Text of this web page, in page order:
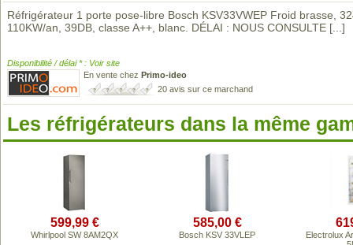
Réfrigérateur 1 porte pose-libre Bosch KSV33VWEP Froid brasse,
110KW/an, 39DB, classe A++, blanc. DÉLAI : NOUS CONSULTE [...]
Disponibilité / délai * : Voir site
En vente chez Primo-ideo
20 avis sur ce marchand
Les réfrigérateurs dans la même
599,99 €
Whirlpool SW 8AM2QX
585,00 €
Bosch KSV 33VLEP
Electrolux